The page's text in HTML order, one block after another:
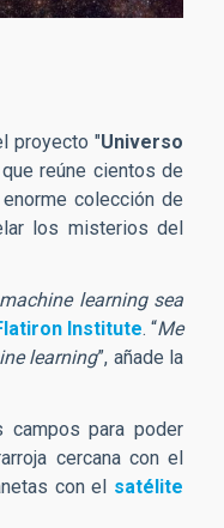
proyecto "Universo
reúne cientos de
colección de
los misterios del
learning sea
Institute. “Me
learning”, añade la
campos para poder
cercana con el
con el satélite